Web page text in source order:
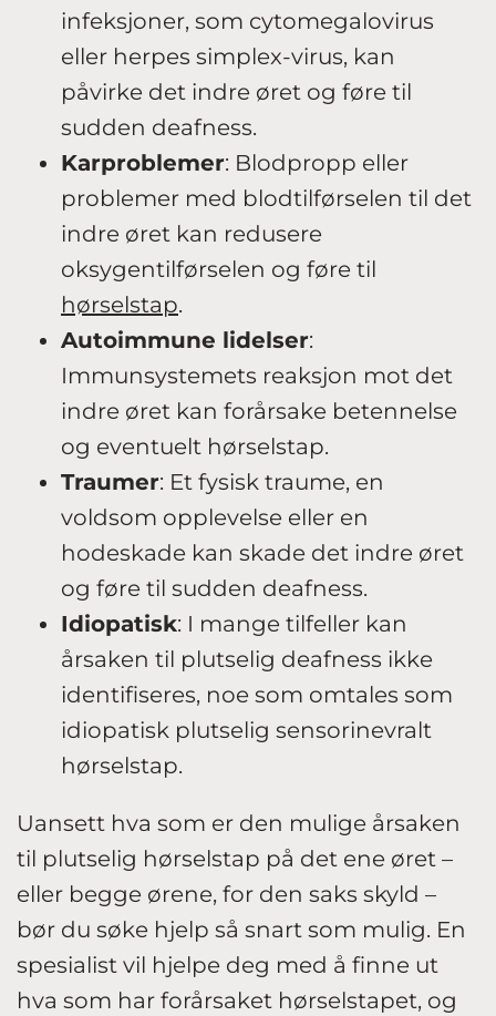
infeksjoner, som cytomegalovirus
eller herpes simplex-virus, kan
påvirke det indre øret og føre til
sudden deafness.
Karproblemer: Blodpropp eller
problemer med blodtilførselen til det
indre øret kan redusere
oksygentilførselen og føre til
hørselstap.
Autoimmune lidelser:
Immunsystemets reaksjon mot det
indre øret kan forårsake betennelse
og eventuelt hørselstap.
Traumer: Et fysisk traume, en
voldsom opplevelse eller en
hodeskade kan skade det indre øret
og føre til sudden deafness.
Idiopatisk: I mange tilfeller kan
årsaken til plutselig deafness ikke
identifiseres, noe som omtales som
idiopatisk plutselig sensorinevralt
hørselstap.
Uansett hva som er den mulige årsaken
til plutselig hørselstap på det ene øret –
eller begge ørene, for den saks skyld –
bør du søke hjelp så snart som mulig. En
spesialist vil hjelpe deg med å finne ut
hva som har forårsaket hørselstapet, og